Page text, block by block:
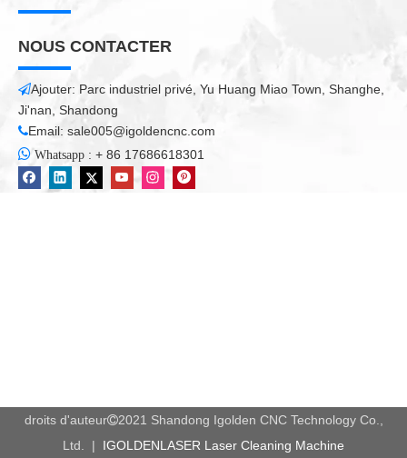
NOUS CONTACTER
Ajouter: Parc industriel privé, Yu Huang Miao Town, Shanghe,
Ji'nan, Shandong
Email: sale005@igoldencnc.com
 Whatsapp : + 86 17686618301
droits d'auteur2021 Shandong Igolden CNC Technology Co.,
Ltd. |
IGOLDENLASER Laser Cleaning Machine